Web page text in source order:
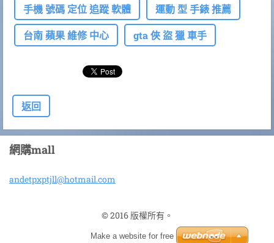
手機 號碼 定位 追蹤 軟體 運動 型 手錶 推薦
台南 蘋果 維修 中心 gta 俠 盜 獵 車手
返回
網購mall
andetpxptjll@hotmail.com
© 2016 版權所有。
Make a website for free